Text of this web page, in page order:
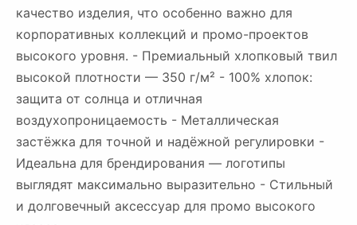
качество изделия, что особенно важно для
корпоративных коллекций и промо-проектов
высокого уровня. - Премиальный хлопковый твил
высокой плотности — 350 г/м² - 100% хлопок:
защита от солнца и отличная
воздухопроницаемость - Металлическая
застёжка для точной и надёжной регулировки -
Идеальна для брендирования — логотипы
выглядят максимально выразительно - Стильный
и долговечный аксессуар для промо высокого